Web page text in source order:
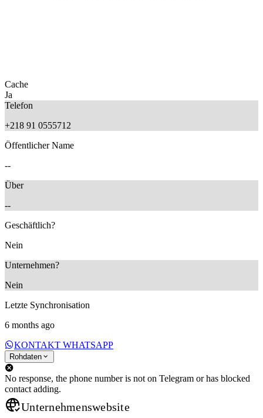
Cache
Ja
Telefon
+218 91 0555712
Öffentlicher Name
--
Über
--
Geschäftlich?
Nein
Unternehmen?
Nein
Letzte Synchronisation
6 months ago
KONTAKT WHATSAPP
Rohdaten
No response, the phone number is not on Telegram or has blocked
contact adding.
Unternehmenswebsite